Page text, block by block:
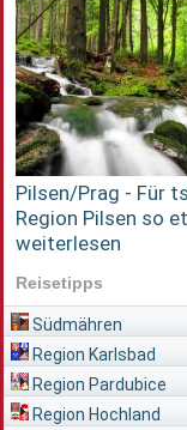
Pilsen/Prag - Für
Region Pilsen so
weiterlesen
Reisetipps
Südmähren
Region Karlsbad
Region Pardubice
Region Hochland